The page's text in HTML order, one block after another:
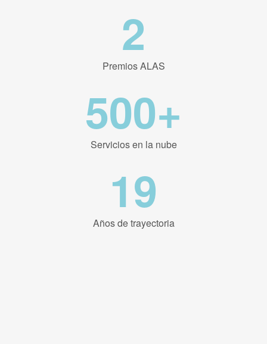
2
Premios ALAS
500+
Servicios en la nube
19
Años de trayectoria